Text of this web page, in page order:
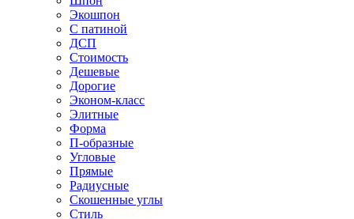
Экошпон
С патиной
ДСП
Стоимость
Дешевые
Дорогие
Эконом-класс
Элитные
Форма
П-образные
Угловые
Прямые
Радиусные
Скошенные углы
Стиль